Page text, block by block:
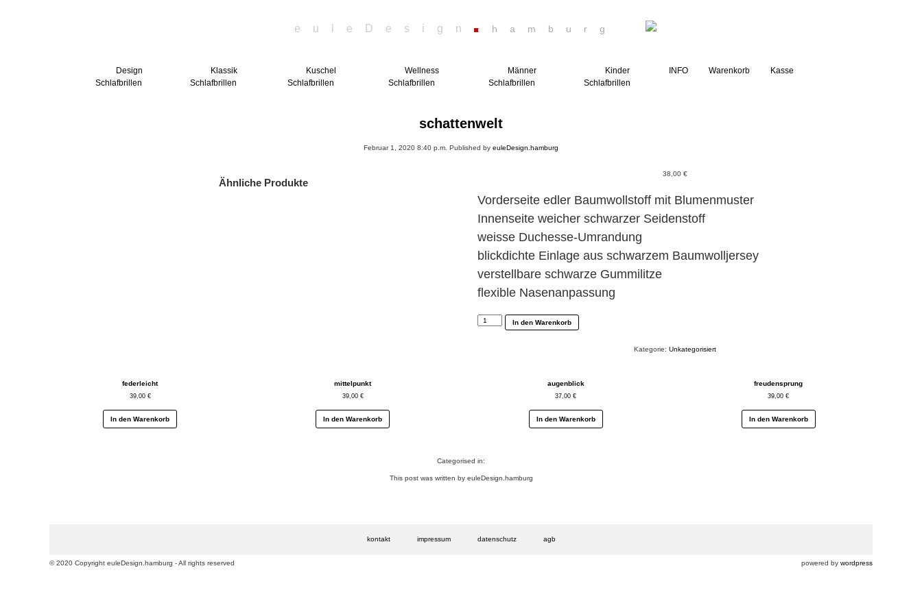
euleDesign hamburg
Design
Schlafbrillen
Klassik
Schlafbrillen
Kuschel
Schlafbrillen
Wellness
Schlafbrillen
Männer
Schlafbrillen
Kinder
Schlafbrillen
INFO Warenkorb Kasse
schattenwelt
Februar 1, 2020 8:40 p.m. Published by euleDesign.hamburg
38,00 €
Vorderseite edler Baumwollstoff mit Blumenmuster
Innenseite weicher schwarzer Seidenstoff
weisse Duchesse-Umrandung
blickdichte Einlage aus schwarzem Baumwolljersey
verstellbare schwarze Gummilitze
flexible Nasenanpassung
schattenweltIn den Warenkorb
Kategorie: Unkategorisiert
Ähnliche Produkte
federleicht
39,00 €
In den Warenkorb
mittelpunkt
39,00 €
In den Warenkorb
augenblick
37,00€
In den Warenkorb
freudensprung
39,00€
In den Warenkorb
Categorised in:
This post was written by euleDesign.hamburg
kontakt impressum datenschutz agb
© 2020 Copyright euleDesign.hamburg - All rights reserved powered by wordpress